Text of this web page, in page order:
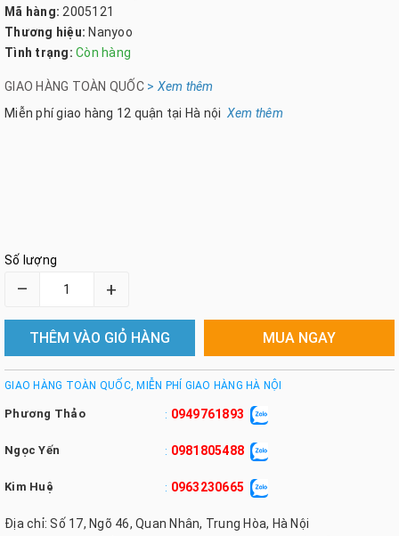
Mã hàng: 2005121
Thương hiệu: Nanyoo
Tình trạng: Còn hàng
GIAO HÀNG TOÀN QUỐC > Xem thêm
Miễn phí giao hàng 12 quận tại Hà nội Xem thêm
Số lượng
– +
THÊM VÀO GIỎ HÀNG MUA NGAY
GIAO HÀNG TOÀN QUỐC, MIỄN PHÍ GIAO HÀNG HÀ NỘI
Phương Thảo : 0949761893
Ngọc Yến : 0981805488
Kim Huệ : 0963230665
Địa chỉ: Số 17, Ngõ 46, Quan Nhân, Trung Hòa, Hà Nội